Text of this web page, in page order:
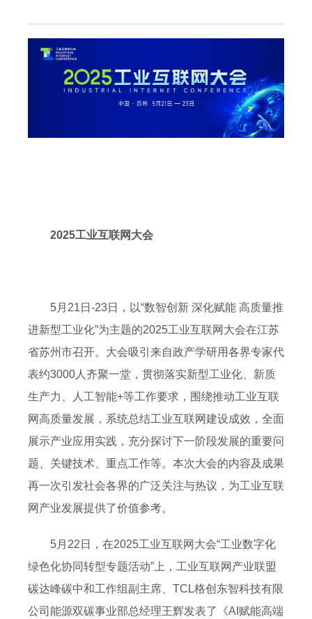
2025工业互联网大会
5月21日-23日，以“数智创新 深化赋能 高质量推
进新型工业化”为主题的2025工业互联网大会在江苏
省苏州市召开。大会吸引来自政产学研用各界专家代
表约3000人齐聚一堂，贯彻落实新型工业化、新质
生产力、人工智能+等工作要求，围绕推动工业互联
网高质量发展，系统总结工业互联网建设成效，全面
展示产业应用实践，充分探讨下一阶段发展的重要问
题、关键技术、重点工作等。本次大会的内容及成果
再一次引发社会各界的广泛关注与热议，为工业互联
网产业发展提供了价值参考。
5月22日，在2025工业互联网大会“工业数字化
绿色化协同转型专题活动”上，工业互联网产业联盟
碳达峰碳中和工作组副主席、TCL格创东智科技有限
公司能源双碳事业部总经理王辉发表了《AI赋能高端